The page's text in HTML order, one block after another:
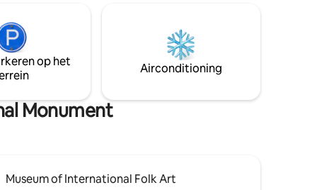
alle
dorp Pecos met de Pecos-rivier voor
vissen, wandelen en verkennen. 25 km
noordelijker ligt de legendarische stad
Santa Fe, boordevol kunst en cultuur van
op het
Airconditioning
Monument
Museum of International Folk Art